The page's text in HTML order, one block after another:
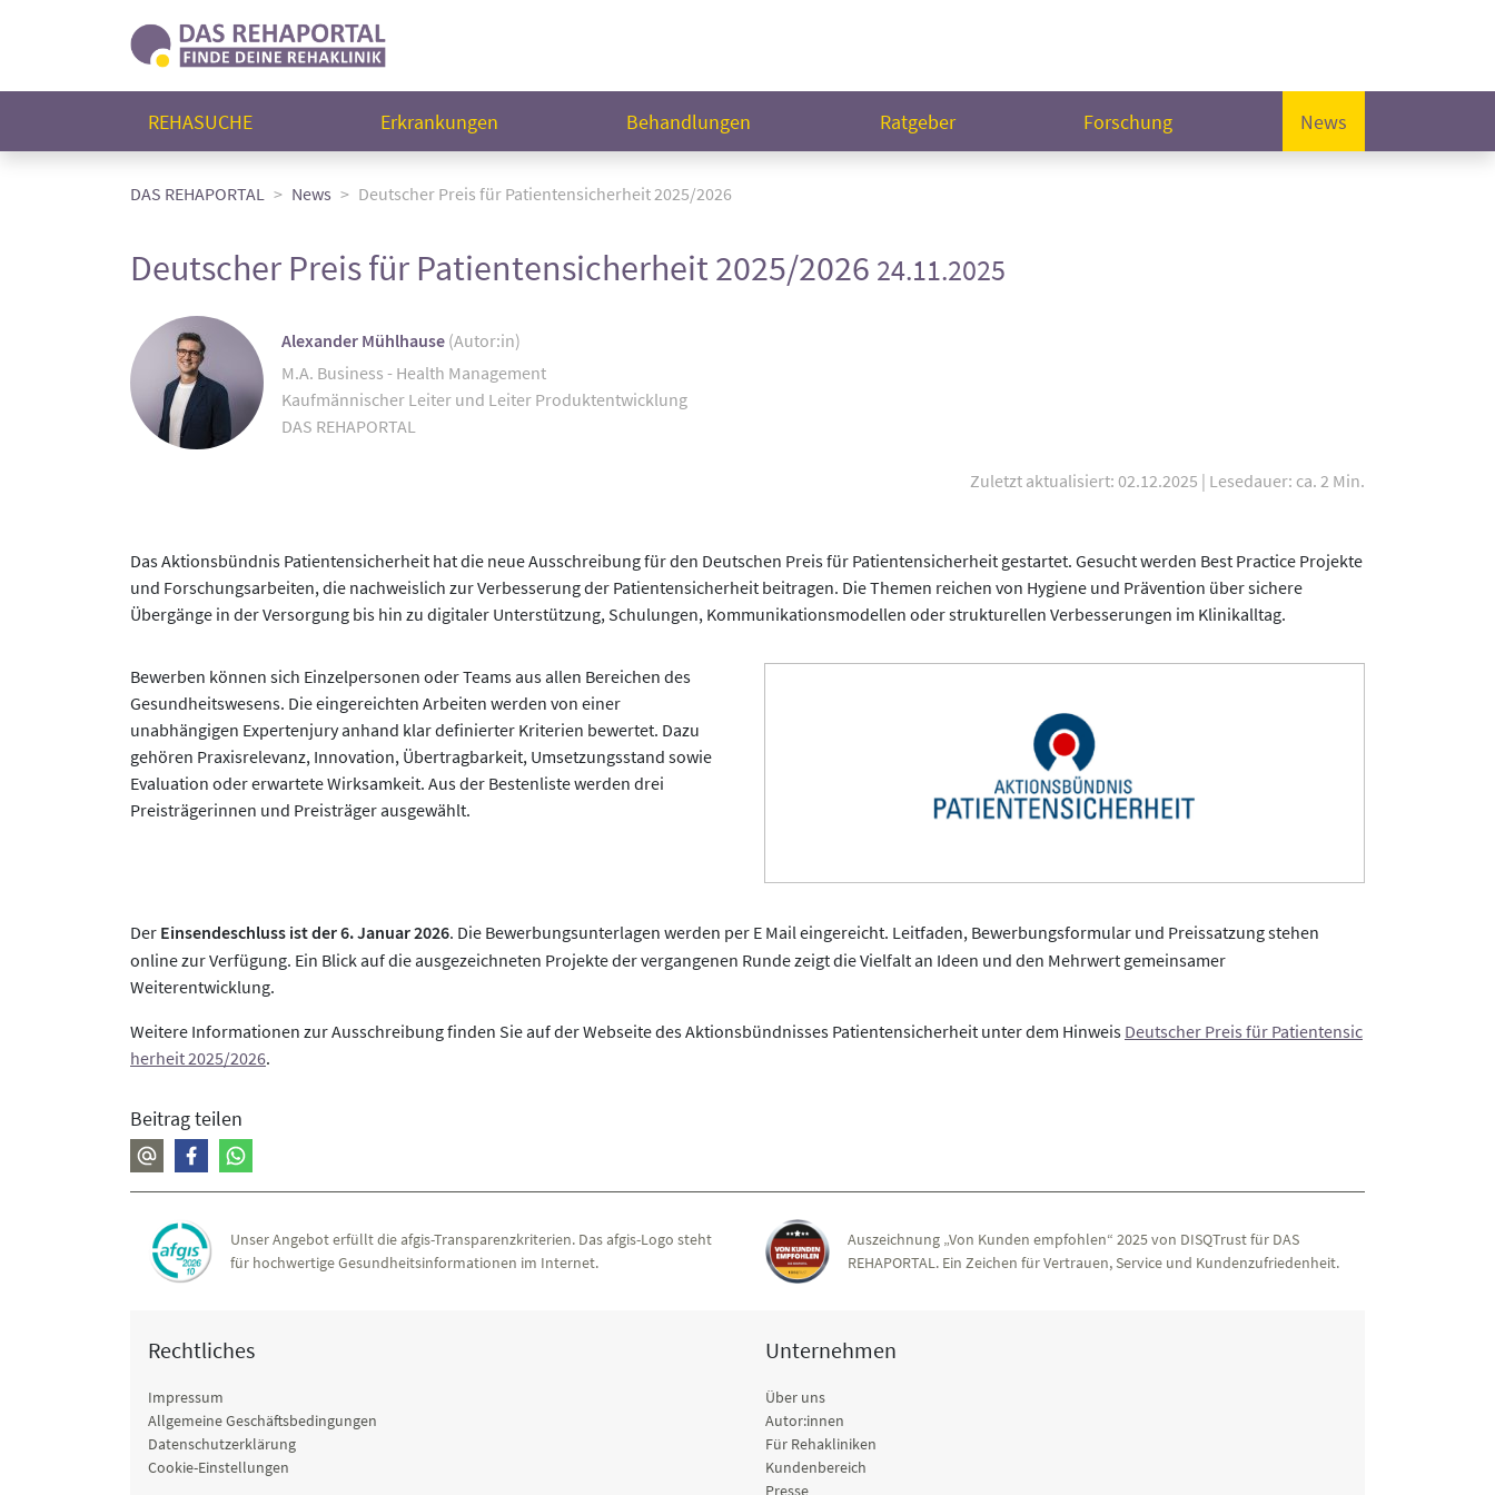
REHASUCHE Erkrankungen Behandlungen Ratgeber Forschung News
DAS REHAPORTAL News Deutscher Preis für Patientensicherheit 2025/2026
Deutscher Preis für Patientensicherheit 2025/2026 24.11.2025
Alexander Mühlhause (Autor:in)
M.A. Business - Health Management
Kaufmännischer Leiter und Leiter Produktentwicklung
DAS REHAPORTAL
Zuletzt aktualisiert: 02.12.2025 | Lesedauer: ca. 2 Min.
Das Aktionsbündnis Patientensicherheit hat die neue Ausschreibung für den Deutschen Preis für Patientensicherheit gestartet. Gesucht werden Best Practice Projekte
und Forschungsarbeiten, die nachweislich zur Verbesserung der Patientensicherheit beitragen. Die Themen reichen von Hygiene und Prävention über sichere
Übergänge in der Versorgung bis hin zu digitaler Unterstützung, Schulungen, Kommunikationsmodellen oder strukturellen Verbesserungen im Klinikalltag.
Bewerben können sich Einzelpersonen oder Teams aus allen Bereichen des
Gesundheitswesens. Die eingereichten Arbeiten werden von einer
unabhängigen Expertenjury anhand klar definierter Kriterien bewertet. Dazu
gehören Praxisrelevanz, Innovation, Übertragbarkeit, Umsetzungsstand sowie
Evaluation oder erwartete Wirksamkeit. Aus der Bestenliste werden drei
Preisträgerinnen und Preisträger ausgewählt.
Der Einsendeschluss ist der 6. Januar 2026. Die Bewerbungsunterlagen werden per E Mail eingereicht. Leitfaden, Bewerbungsformular und Preissatzung stehen
online zur Verfügung. Ein Blick auf die ausgezeichneten Projekte der vergangenen Runde zeigt die Vielfalt an Ideen und den Mehrwert gemeinsamer
Weiterentwicklung.
Weitere Informationen zur Ausschreibung finden Sie auf der Webseite des Aktionsbündnisses Patientensicherheit unter dem Hinweis Deutscher Preis für Patientensic
herheit 2025/2026.
Beitrag teilen
Unser Angebot erfüllt die afgis-Transparenzkriterien. Das afgis-Logo steht
für hochwertige Gesundheitsinformationen im Internet.
Auszeichnung „Von Kunden empfohlen“ 2025 von DISQTrust für DAS
REHAPORTAL. Ein Zeichen für Vertrauen, Service und Kundenzufriedenheit.
Rechtliches
Impressum
Allgemeine Geschäftsbedingungen
Datenschutzerklärung
Cookie-Einstellungen
Unternehmen
Über uns
Autor:innen
Für Rehakliniken
Kundenbereich
Presse